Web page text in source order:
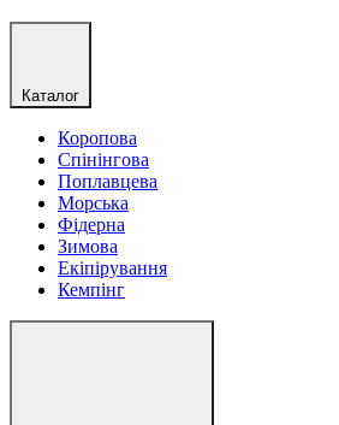
Каталог
Коропова
Спінінгова
Поплавцева
Морська
Фідерна
Зимова
Екіпірування
Кемпінг